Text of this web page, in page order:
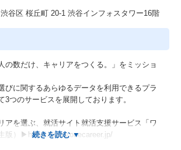
谷区 桜丘町 20-1 渋谷インフォスタワー16階
の数だけ、キャリアをつくる。」をミッショ
びに関するあらゆるデータを利用できるプラ
3つのサービスを展開しております。
を選ぶ、就活サイト就活支援サービス「ワ
版）▶https://www.onecareer.jp/